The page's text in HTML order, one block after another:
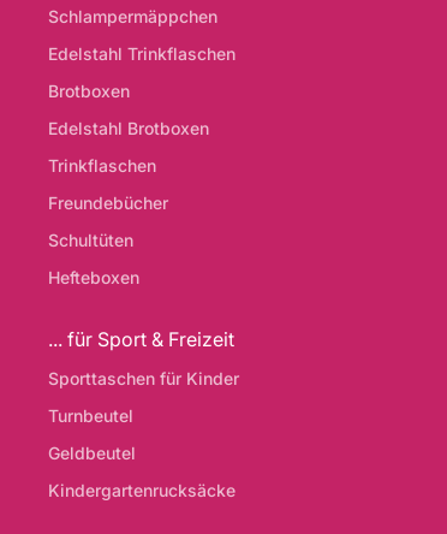
Schlampermäppchen
Edelstahl Trinkflaschen
Brotboxen
Edelstahl Brotboxen
Trinkflaschen
Freundebücher
Schultüten
Hefteboxen
... für Sport & Freizeit
Sporttaschen für Kinder
Turnbeutel
Geldbeutel
Kindergartenrucksäcke